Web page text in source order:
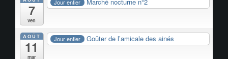
7
ven
Jour entier
AOÛT
11
mar
Jour entier Goûter de l’amicale des ainés